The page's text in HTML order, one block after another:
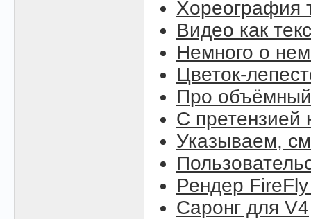
Хореография
Видео как
Немного о
Цветок-
Про
С претензией
Указываем,
Рендер
Саронг для V4